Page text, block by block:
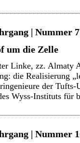
| Nummer
um die Zelle
Linke, zz. Almaty
die Realisierung
der
Wyss-Instituts
| Nummer